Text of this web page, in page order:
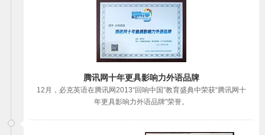
腾讯网十年更具影响力外语品牌
12月，必克英语在腾讯网2013“回响中国”教育盛典中荣获“腾讯网十
年更具影响力外语品牌”荣誉。